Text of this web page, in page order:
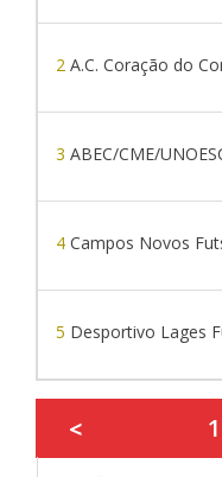
2 A.C. Coração do
3 ABEC/CME/
4 Campos Novos
5 Desportivo Lages
<